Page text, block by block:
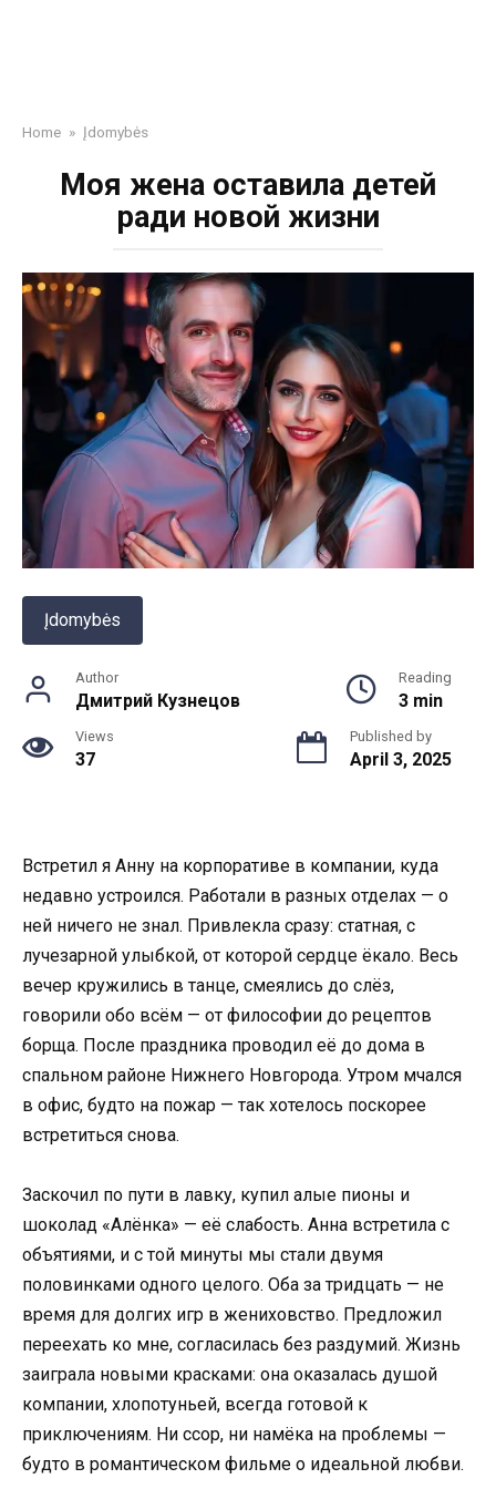
Home » Įdomybės
Моя жена оставила детей
ради новой жизни
Įdomybės
Author
Дмитрий Кузнецов
Reading
3 min
Views
37
Published by
April 3, 2025
Встретил я Анну на корпоративе в компании, куда
недавно устроился. Работали в разных отделах — о
ней ничего не знал. Привлекла сразу: статная, с
лучезарной улыбкой, от которой сердце ёкало. Весь
вечер кружились в танце, смеялись до слёз,
говорили обо всём — от философии до рецептов
борща. После праздника проводил её до дома в
спальном районе Нижнего Новгорода. Утром мчался
в офис, будто на пожар — так хотелось поскорее
встретиться снова.
Заскочил по пути в лавку, купил алые пионы и
шоколад «Алёнка» — её слабость. Анна встретила с
объятиями, и с той минуты мы стали двумя
половинками одного целого. Оба за тридцать — не
время для долгих игр в жениховство. Предложил
переехать ко мне, согласилась без раздумий. Жизнь
заиграла новыми красками: она оказалась душой
компании, хлопотуньей, всегда готовой к
приключениям. Ни ссор, ни намёка на проблемы —
будто в романтическом фильме о идеальной любви.